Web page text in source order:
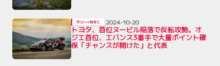
トヨタ、首位ヌービル陥落で反転攻勢。オ
ジエ首位、エバンス3番手で大量ポイント確
保「チャンスが開けた」と代表
ラリー/WRC 2024-10-20